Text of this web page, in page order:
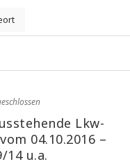
Lkw-
04.10.2016 –
14 u.a.